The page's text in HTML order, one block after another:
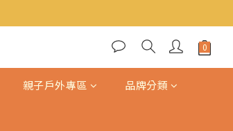
親子戶外專區 品牌分類
立即購買